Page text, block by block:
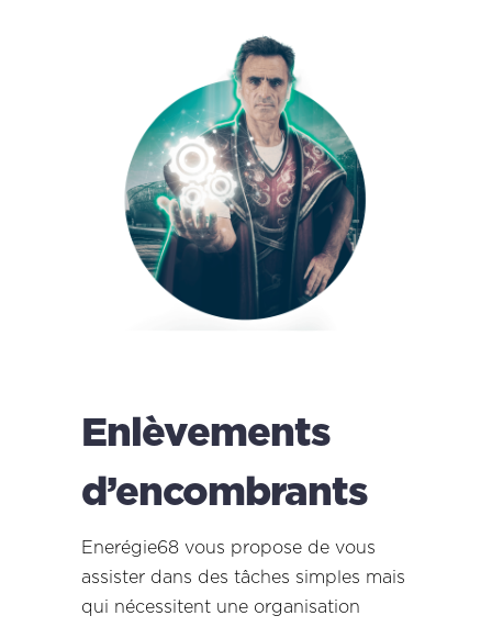
Enlèvements
d’encombrants
Enerégie68 vous propose de vous
assister dans des tâches simples mais
qui nécessitent une organisation